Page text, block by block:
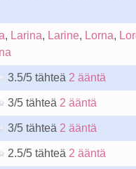
, Larina, Larine, Lorna,
3.5/5 tähteä 2 ääntä
3/5 tähteä 2 ääntä
3/5 tähteä 2 ääntä
2.5/5 tähteä 2 ääntä